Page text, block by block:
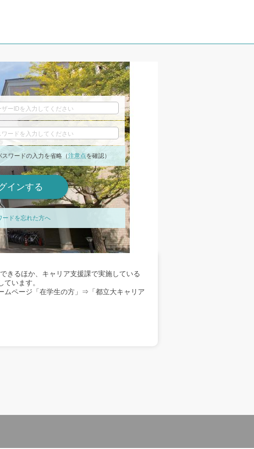
ワードの入力を省略（注意点を確認）
ードを忘れた方へ
きるほか、キャリア支援課で実施している
います。
ムページ「在学生の方」⇒「都立大キャリア